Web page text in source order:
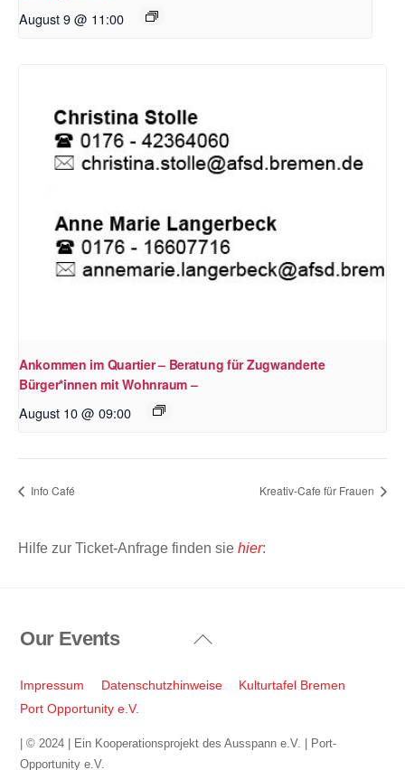
August 9 @ 11:00
Ankommen im Quartier – Beratung für Zugwanderte
Bürger*innen mit Wohnraum –
August 10 @ 09:00
Info Café Kreativ-Cafe für Frauen
Hilfe zur Ticket-Anfrage finden sie hier:
Back
Top
Our Events
Impressum Datenschutzhinweise
Kulturtafel Bremen
Port Opportunity e.V.
| © 2024 | Ein Kooperationsprojekt des Ausspann e.V. | Port-
Opportunity e.V.